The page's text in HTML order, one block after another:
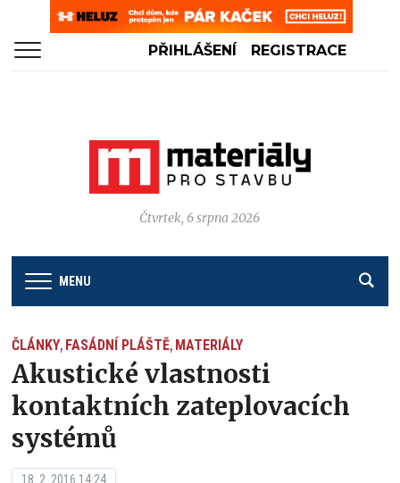
PŘIHLÁŠENÍ REGISTRACE
Čtvrtek, 6 srpna 2026
MENU
ČLÁNKY, FASÁDNÍ PLÁŠTĚ, MATERIÁLY
Akustické vlastnosti
kontaktních zateplovacích
systémů
18. 2. 2016 14:24